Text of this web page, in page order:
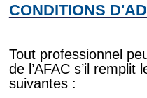
CONDITIONS
Tout professionnel
de l’AFAC s’il remplit
suivantes :